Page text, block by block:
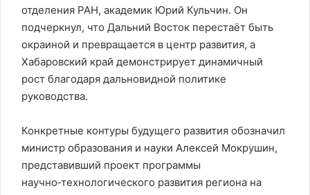
отделения РАН, академик Юрий Кульчин. Он
подчеркнул, что Дальний Восток перестаёт быть
окраиной и превращается в центр развития, а
Хабаровский край демонстрирует динамичный
рост благодаря дальновидной политике
руководства.
Конкретные контуры будущего развития обозначил
министр образования и науки Алексей Мокрушин,
представивший проект программы
научно‑технологического развития региона на